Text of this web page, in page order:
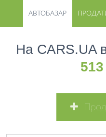
АВТОБАЗАР
На CARS.UA
513